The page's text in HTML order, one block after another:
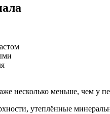
несколько меньше, чем у
утеплённые